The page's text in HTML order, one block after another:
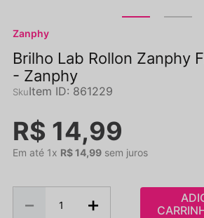
Zanphy
Brilho Lab Rollon Zanphy
- Zanphy
Item ID: 861229
R$ 14,99
Em até 1x R$14,99 sem juros
＋
－